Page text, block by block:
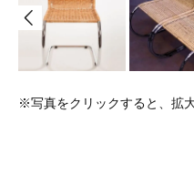
※写真をクリックすると、拡